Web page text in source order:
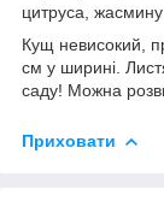
цитруса, жасмину
Кущ невисокий,
см у ширині.
саду! Можна
Приховати